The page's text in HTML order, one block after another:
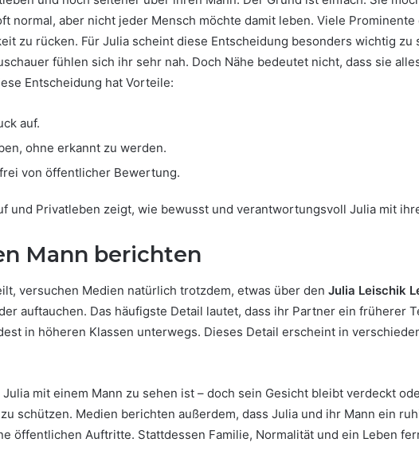
normal, aber nicht jeder Mensch möchte damit leben. Viele
zu rücken. Für Julia scheint diese Entscheidung besonders wichtig zu
fühlen sich ihr sehr nah. Doch Nähe bedeutet nicht, dass sie
Entscheidung hat Vorteile:
auf.
ohne erkannt zu werden.
von öffentlicher Bewertung.
und Privatleben zeigt, wie bewusst und verantwortungsvoll Julia mit
Mann berichten
versuchen Medien natürlich trotzdem, etwas über den Julia Leischik
auftauchen. Das häufigste Detail lautet, dass ihr Partner ein früherer
in höheren Klassen unterwegs. Dieses Detail erscheint in
mit einem Mann zu sehen ist – doch sein Gesicht bleibt verdeckt
schützen. Medien berichten außerdem, dass Julia und ihr Mann ein
öffentlichen Auftritte. Stattdessen Familie, Normalität und ein Leben